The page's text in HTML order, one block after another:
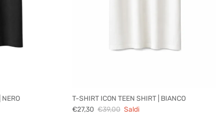
T-SHIRT ICON TEEN SHIRT | BIANCO
€27,30 €39,00 Saldi